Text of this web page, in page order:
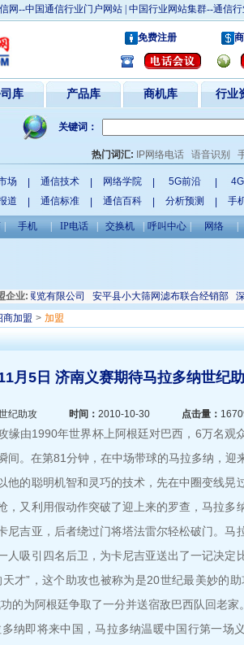
网--中国通信行业门户网站 | 中国行业网站集群--通信
免费注册
库 产品库 商机库 行业
关键词：
热门词汇: IP网络电话 语音识别
场 通信技术 网络学院 5G前沿
道 通信标准 通信百科 分析预测 手
| 手机 | IP电话 | 交换机 | 呼叫中心 | 网络 |
企业:
威展览有限公司 安平县小大筛网滤布联合经销部
深
商加盟 > 加盟
月5日 济南义赛期待马拉多纳世纪
纪助攻 时间： 2010-10-30 点击量：
缘由1990年世界杯上阿根廷对巴西，6万名观
间。在第81分钟，在中场带球的马拉多纳，迎
他的聪明机智和灵巧的技术，先在中圈变线晃
，又利用假动作突破了迎上来的罗查，马拉多
尼吉亚，后者绕过门将塔法雷尔轻松破门。马
人吸引四名后卫，为卡尼吉亚送出了一记决定
才”，这个助攻也被称为是20世纪最美妙的
的为阿根廷争取了一分并送宿敌巴西队回老家
即将来中国，马拉多纳温暖中国行第一场